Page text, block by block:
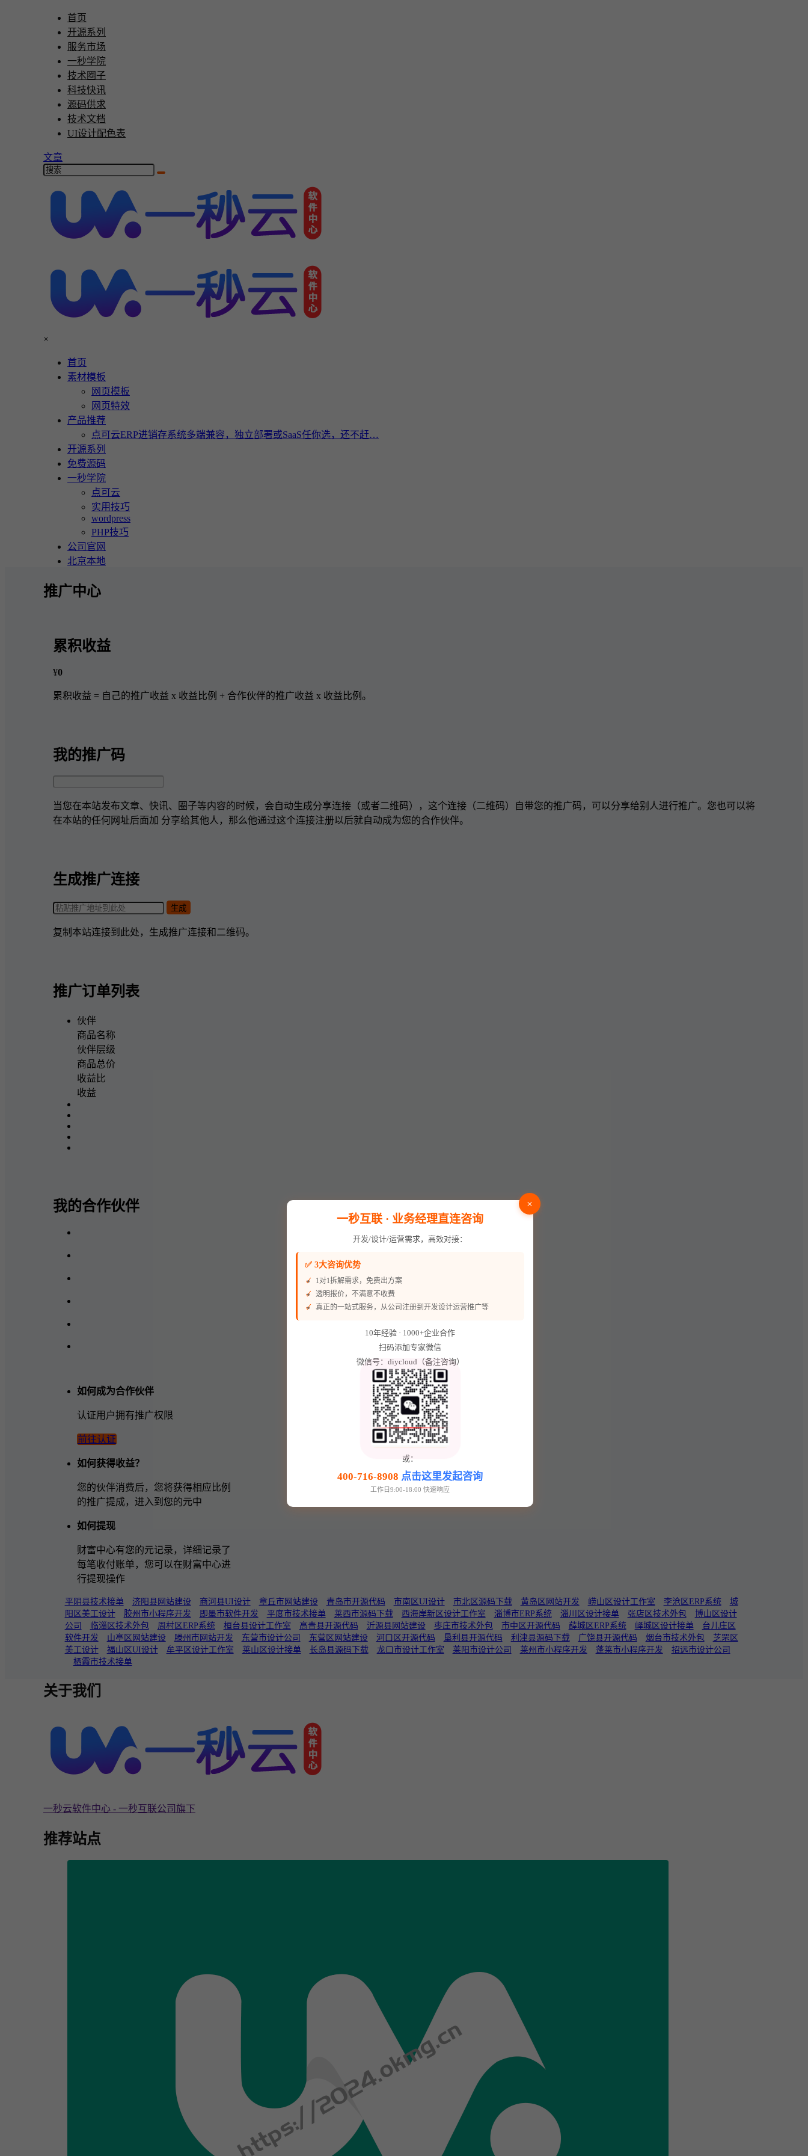
首页
开源系列
服务市场
一秒学院
技术圈子
科技快讯
源码供求
技术文档
UI设计配色表
文章
×
首页
素材模板
网页模板
网页特效
产品推荐
点可云ERP进销存系统多端兼容，独立部署或SaaS任你选，还不赶…
开源系列
免费源码
一秒学院
点可云
实用技巧
wordpress
PHP技巧
公司官网
北京本地
推广中心
累积收益
¥0
累积收益 = 自己的推广收益 x 收益比例 + 合作伙伴的推广收益 x 收益比例。
我的推广码
当您在本站发布文章、快讯、圈子等内容的时候，会自动生成分享连接（或者二维码），这个连接（二维码）自带您的推广码，可以分享给别人进行推广。您也可以将
在本站的任何网址后面加 分享给其他人，那么他通过这个连接注册以后就自动成为您的合作伙伴。
生成推广连接
生成
复制本站连接到此处，生成推广连接和二维码。
推广订单列表
伙伴
商品名称
伙伴层级
商品总价
收益比
收益
我的合作伙伴
如何成为合作伙伴
认证用户拥有推广权限
前往认证
如何获得收益？
您的伙伴消费后，您将获得相应比例
的推广提成，进入到您的元中
如何提现
财富中心有您的元记录，详细记录了
每笔收付账单，您可以在财富中心进
行提现操作
平阴县技术接单 济阳县网站建设 商河县UI设计 章丘市网站建设 青岛市开源代码 市南区UI设计 市北区源码下载 黄岛区网站开发 崂山区设计工作室 李沧区ERP系统
城
阳区美工设计
胶州市小程序开发 即墨市软件开发 平度市技术接单 莱西市源码下载 西海岸新区设计工作室 淄博市ERP系统 淄川区设计接单 张店区技术外包
博山区设计
公司
临淄区技术外包 周村区ERP系统 桓台县设计工作室 高青县开源代码 沂源县网站建设 枣庄市技术外包 市中区开源代码 薛城区ERP系统 峄城区设计接单
台儿庄区
软件开发
山亭区网站建设 滕州市网站开发 东营市设计公司 东营区网站建设 河口区开源代码 垦利县开源代码 利津县源码下载 广饶县开源代码 烟台市技术外包
芝罘区
美工设计
福山区UI设计 牟平区设计工作室 莱山区设计接单 长岛县源码下载 龙口市设计工作室 莱阳市设计公司 莱州市小程序开发 蓬莱市小程序开发
招远市设计公司
栖霞市技术接单
关于我们
一秒云软件中心 - 一秒互联公司旗下
推荐站点
×
一秒互联 · 业务经理直连咨询
开发/设计/运营需求，高效对接：
✅ 3大咨询优势
1对1拆解需求，免费出方案
透明报价，不满意不收费
真正的一站式服务，从公司注册到开发设计运营推广等
10年经验 · 1000+企业合作
扫码添加专家微信
微信号：diycloud（备注咨询）
或：
400-716-8908 点击这里发起咨询
工作日9:00-18:00 快速响应